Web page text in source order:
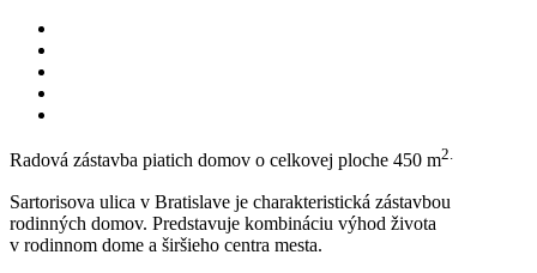
Radová zástavba piatich domov o celkovej ploche 450 m2.
Sartorisova ulica v Bratislave je charakteristická zástavbou
rodinných domov. Predstavuje kombináciu výhod života
v rodinnom dome a širšieho centra mesta.